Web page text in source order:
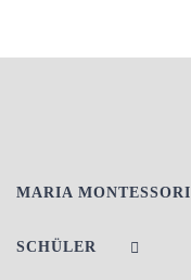
MARIA MONTESSORI
SCHÜLER